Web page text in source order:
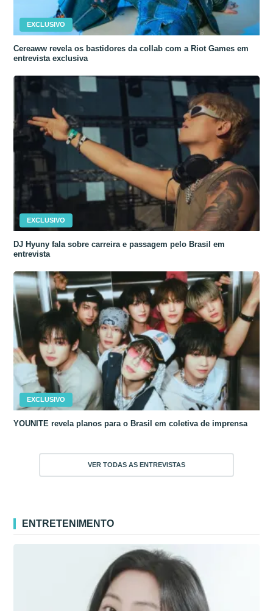
EXCLUSIVO
Cereaww revela os bastidores da collab com a Riot Games em
entrevista exclusiva
EXCLUSIVO
DJ Hyuny fala sobre carreira e passagem pelo Brasil em
entrevista
EXCLUSIVO
YOUNITE revela planos para o Brasil em coletiva de imprensa
VER TODAS AS ENTREVISTAS
ENTRETENIMENTO